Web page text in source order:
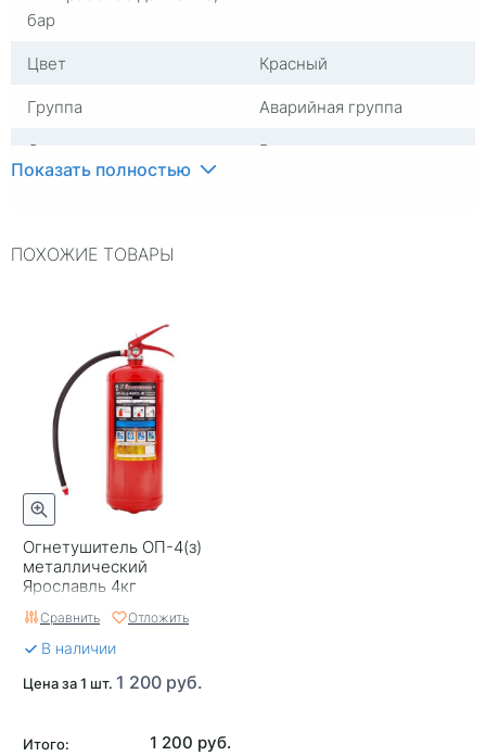
бар
Цвет
Красный
Группа
Аварийная группа
Страна изготовителя
Россия
Показать полностью
ПОХОЖИЕ ТОВАРЫ
Огнетушитель ОП-4(з)
металлический
Ярославль 4кг
Сравнить Отложить
В наличии
Цена за 1 шт. 1 200 руб.
Итого: 1 200 руб.